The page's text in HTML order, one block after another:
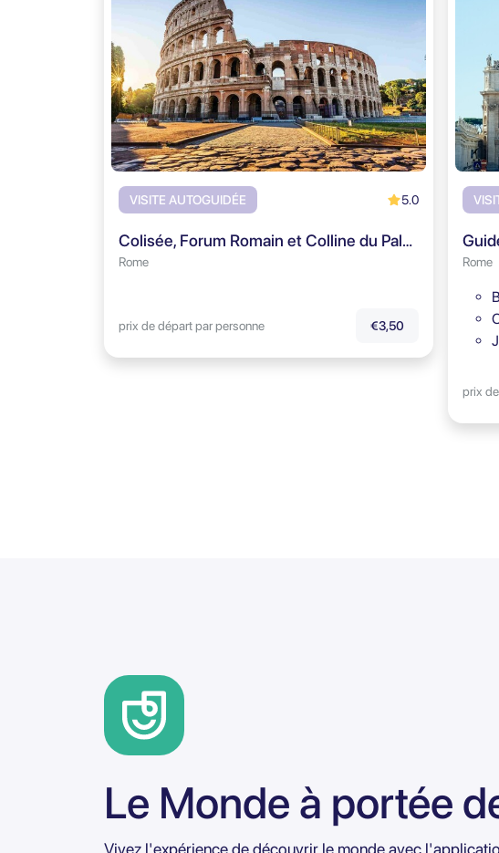
VISITE AUTOGUIDÉE 5.0
Colisée, Forum Romain et Colline du Palatin - Visite audioguidée
Rome
prix de départ par personne €3,50
Rome
prix
Le Monde à portée